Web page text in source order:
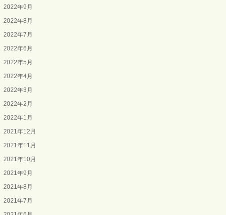
2022年9月
2022年8月
2022年7月
2022年6月
2022年5月
2022年4月
2022年3月
2022年2月
2022年1月
2021年12月
2021年11月
2021年10月
2021年9月
2021年8月
2021年7月